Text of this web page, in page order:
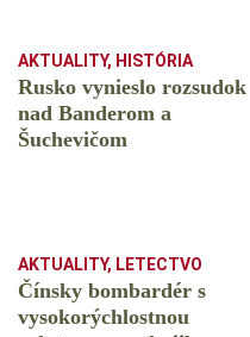
AKTUALITY, HISTÓRIA
Rusko vynieslo rozsudok
nad Banderom a
Šuchevičom
AKTUALITY, LETECTVO
Čínsky bombardér s
vysokorýchlostnou